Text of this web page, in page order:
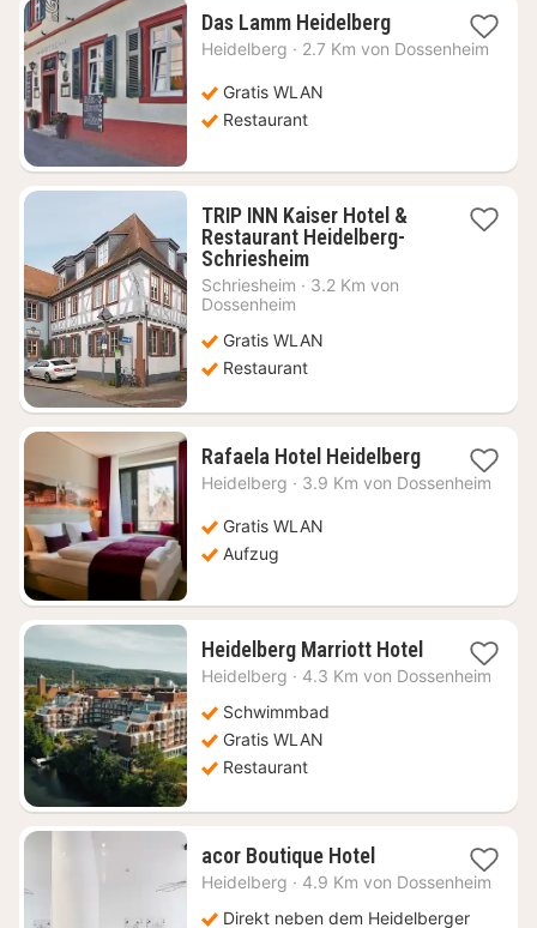
Das Lamm Heidelberg1
Nacht
Heidelberg · 2.7 Km von Dossenheim
Gratis WLAN
Restaurant
TRIP INN Kaiser Hotel &
Restaurant Heidelberg-
Schriesheim1
Nacht
€
Schriesheim · 3.2 Km von
Dossenheim
Gratis WLAN
Restaurant
Rafaela Hotel Heidelberg1
Nacht
Heidelberg · 3.9 Km von Dossenheim
Gratis WLAN
Aufzug
Heidelberg Marriott Hotel1
Nacht
Heidelberg · 4.3 Km von Dossenheim
Schwimmbad
Gratis WLAN
Restaurant
acor Boutique Hotel1
Nacht
154,70
Heidelberg · 4.9 Km von Dossenheim
Direkt neben dem Heidelberger